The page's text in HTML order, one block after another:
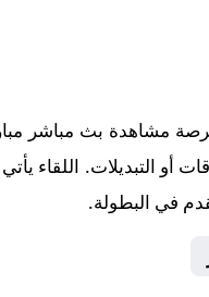
مشاهدة بث مباشر
أو التبديلات. اللقاء
في البطولة.